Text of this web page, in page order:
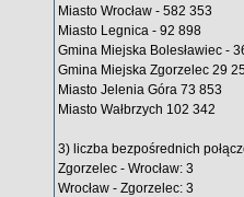
Miasto Wrocław - 582 353
Miasto Legnica - 92 898
Gmina Miejska Bolesławiec -
Gmina Miejska Zgorzelec 29
Miasto Jelenia Góra 73 853
Miasto Wałbrzych 102 342
3) liczba bezpośrednich
Zgorzelec - Wrocław: 3
Wrocław - Zgorzelec: 3